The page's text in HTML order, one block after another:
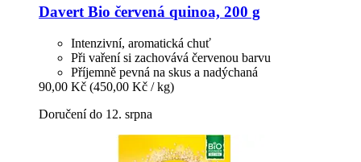
Davert Bio červená quinoa, 200 g
Intenzivní, aromatická chuť
Při vaření si zachovává červenou barvu
Příjemně pevná na skus a nadýchaná
90,00 Kč (450,00 Kč / kg)
Doručení do 12. srpna